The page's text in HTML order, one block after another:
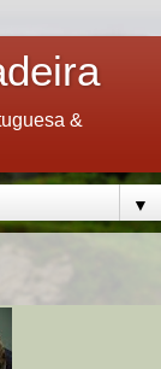
&
▼